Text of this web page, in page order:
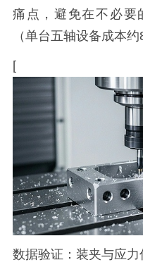
痛点，避免在不必要
（单台五轴设备成本约
[
数据验证：装夹与应